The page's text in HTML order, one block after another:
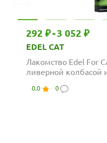
292 ₽-3 052 ₽
EDEL CAT
Лакомство Edel For
ливерной колбасой
0.0 0